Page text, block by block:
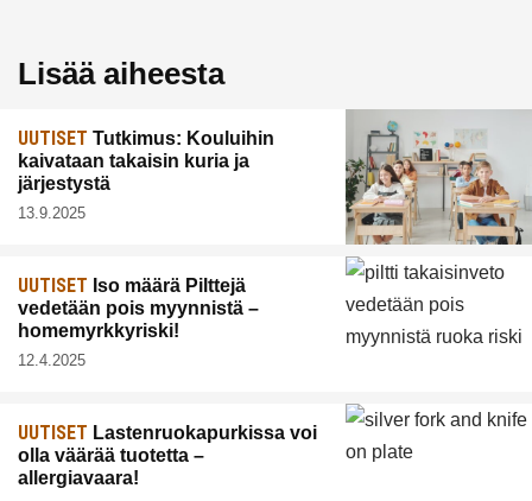
Lisää aiheesta
UUTISET Tutkimus: Kouluihin
kaivataan takaisin kuria ja
järjestystä
13.9.2025
UUTISET Iso määrä Pilttejä
vedetään pois myynnistä –
homemyrkkyriski!
12.4.2025
UUTISET Lastenruokapurkissa voi
olla väärää tuotetta –
allergiavaara!